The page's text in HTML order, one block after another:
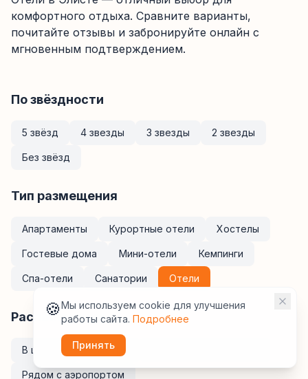
комфортного отдыха. Сравните варианты,
почитайте отзывы и забронируйте онлайн с
мгновенным подтверждением.
По звёздности
5 звёзд 4 звезды 3 звезды 2 звезды
Без звёзд
Тип размещения
Апартаменты Курортные отели Хостелы
Гостевые дома Мини-отели Кемпинги
Спа-отели Санатории Отели
Расположение
В центре У метро
Рядом с аэропортом
🍪Мы используем cookie для улучшения
работы сайта. Подробнее
Принять